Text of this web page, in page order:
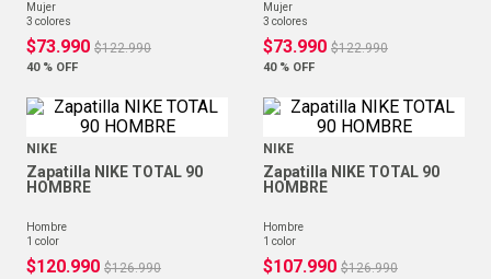
mujer
3 colores
$73.990 $122.990
40 % OFF
mujer
3 colores
$73.990 $122.990
40 % OFF
NIKE
Zapatilla NIKE TOTAL 90
HOMBRE
hombre
1 color
$120.990 $126.990
NIKE
Zapatilla NIKE TOTAL 90
HOMBRE
hombre
1 color
$107.990 $126.990